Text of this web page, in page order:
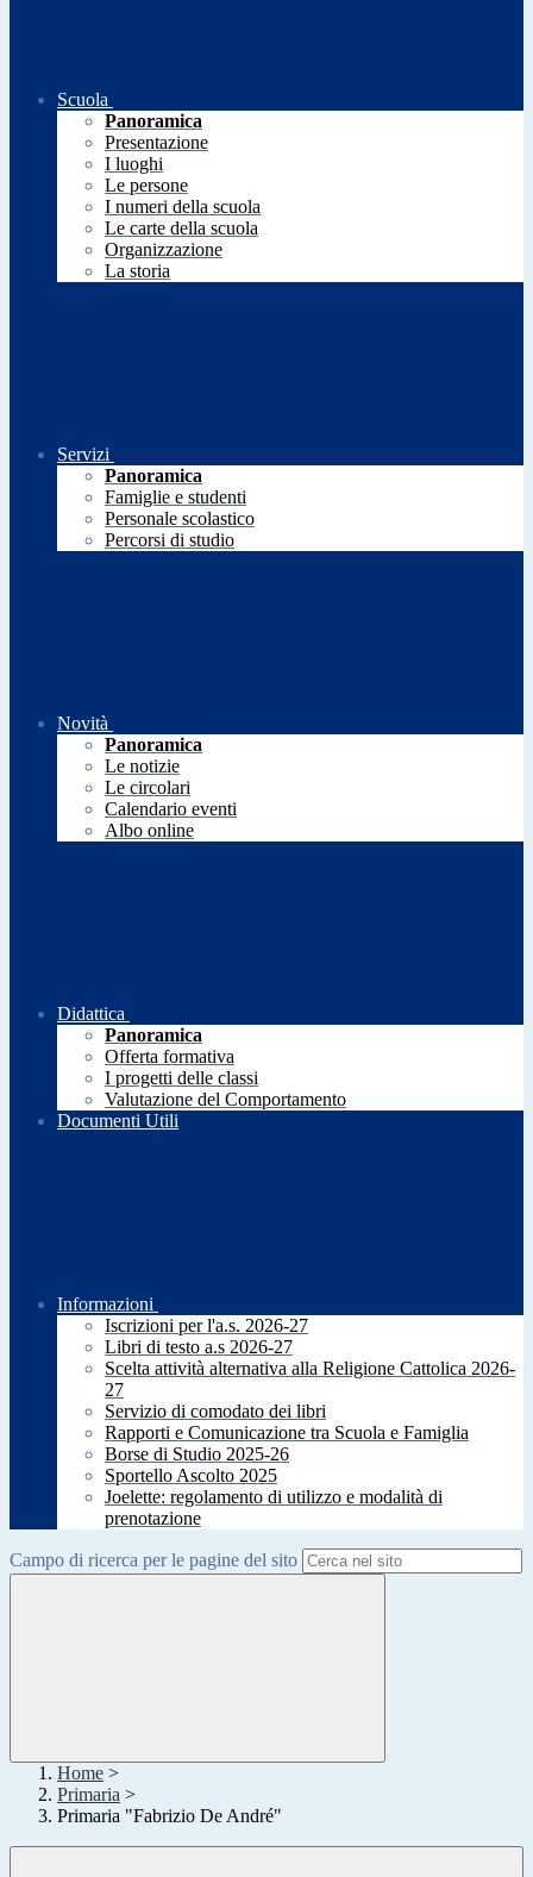
Scuola
Panoramica
Presentazione
I luoghi
Le persone
I numeri della scuola
Le carte della scuola
Organizzazione
La storia
Servizi
Panoramica
Famiglie e studenti
Personale scolastico
Percorsi di studio
Novità
Panoramica
Le notizie
Le circolari
Calendario eventi
Albo online
Didattica
Panoramica
Offerta formativa
I progetti delle classi
Valutazione del Comportamento
Documenti Utili
Informazioni
Iscrizioni per l'a.s. 2026-27
Libri di testo a.s 2026-27
Scelta attività alternativa alla Religione Cattolica 2026-
27
Servizio di comodato dei libri
Rapporti e Comunicazione tra Scuola e Famiglia
Borse di Studio 2025-26
Sportello Ascolto 2025
Joelette: regolamento di utilizzo e modalità di
prenotazione
Campo di ricerca per le pagine del sito
Home >
Primaria >
Primaria "Fabrizio De André"